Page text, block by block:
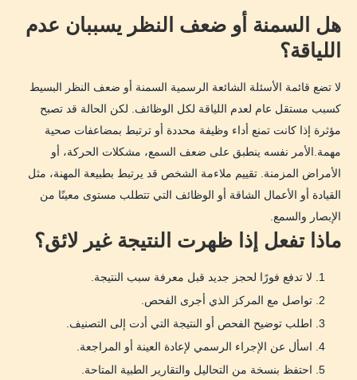
هل السمنة أو ضعف النظر يسببان عدم
اللياقة؟
لا تضع قائمة الأسئلة الشائعة الرسمية السمنة أو ضعف النظر البسيط
كسبب مستقل عام لعدم اللياقة لكل الوظائف. لكن الحالة قد تصبح
مؤثرة إذا كانت تمنع أداء وظيفة محددة أو ترتبط بمضاعفات صحية
مهمة.الأمر نفسه ينطبق على ضعف السمع، مشكلات الحركة، أو
الأمراض المزمنة. تقييم ملاءمة الشخص قد يرتبط بطبيعة المهنة، مثل
القيادة أو الأعمال الشاقة أو الوظائف التي تتطلب مستوى معينًا من
الإبصار والسمع.
ماذا تفعل إذا ظهرت النتيجة غير لائق؟
لا تدفع فورًا لحجز جديد قبل معرفة سبب النتيجة.
تواصل مع المركز الذي أجرى الفحص.
اطلب توضيح الفحص أو النتيجة التي أدت إلى التصنيف.
اسأل عن الإجراء الرسمي لإعادة العينة أو المراجعة.
احتفظ بنسخة من التحاليل والتقارير الطبية المتاحة.